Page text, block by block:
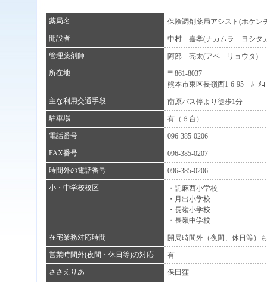
薬局名
保険調剤薬局アシスト(ホケ
開設者
中村 嘉孝(ナカムラ ヨシタ
管理薬剤師
阿部 亮太(アベ リョウタ)
所在地
〒861-8037
熊本市東区長嶺西1-6-95 ﾙ･ﾒﾖ
主な利用交通手段
南原バス停より徒歩1分
駐車場
有（６台）
電話番号
096-385-0206
FAX番号
096-385-0207
時間外の電話番号
096-385-0206
小・中学校校区
・託麻西小学校
・月出小学校
・長嶺小学校
・長嶺中学校
在宅業務対応時間
開局時間外（夜間、休日等）
営業時間外(夜間・休日等)の対応
有
ささえりあ
保田窪